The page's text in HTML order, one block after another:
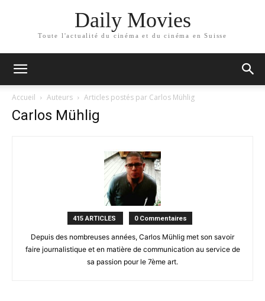
Daily Movies
Toute l'actualité du cinéma et du cinéma en Suisse
Accueil Auteurs Articles postés par Carlos Mühlig
Carlos Mühlig
415 ARTICLES 0 Commentaires
Depuis des nombreuses années, Carlos Mühlig met son savoir
faire journalistique et en matière de communication au service de
sa passion pour le 7ème art.